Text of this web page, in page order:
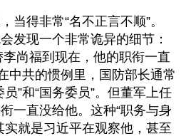
当得非常“名不正言不顺”。
发现一个非常诡异的细节：
尚福到现在，他的职衔一直
中共的惯例里，国防部长通常
”和“国务委员”。但董军上任
一直没给他。这种“职务与身
实就是习近平在观察他，甚至